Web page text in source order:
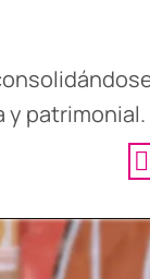
y patrimonial.